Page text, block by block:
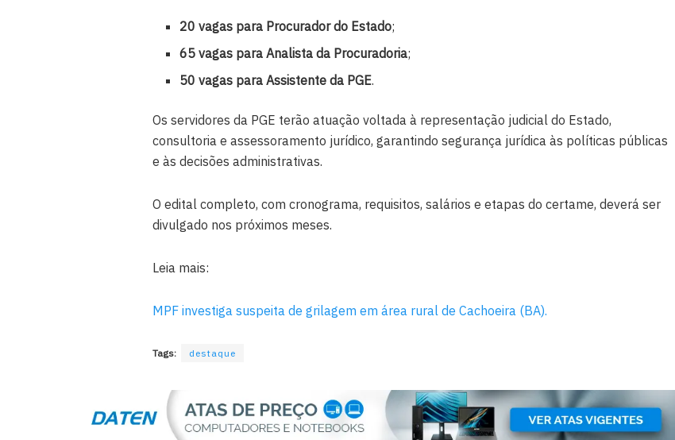
20 vagas para Procurador do Estado;
65 vagas para Analista da Procuradoria;
50 vagas para Assistente da PGE.
Os servidores da PGE terão atuação voltada à representação judicial do Estado,
consultoria e assessoramento jurídico, garantindo segurança jurídica às políticas públicas
e às decisões administrativas.
O edital completo, com cronograma, requisitos, salários e etapas do certame, deverá ser
divulgado nos próximos meses.
Leia mais:
MPF investiga suspeita de grilagem em área rural de Cachoeira (BA).
Tags: destaque